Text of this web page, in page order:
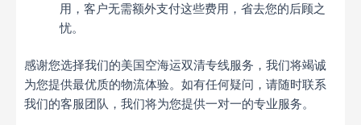
用，客户无需额外支付这些费用，省去您的后顾之
忧。
感谢您选择我们的美国空海运双清专线服务，我们将竭诚
为您提供最优质的物流体验。如有任何疑问，请随时联系
我们的客服团队，我们将为您提供一对一的专业服务。